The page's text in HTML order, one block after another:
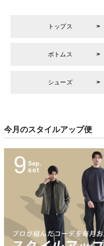
トップス
ボトムス
シューズ
今月のスタイルアップ便